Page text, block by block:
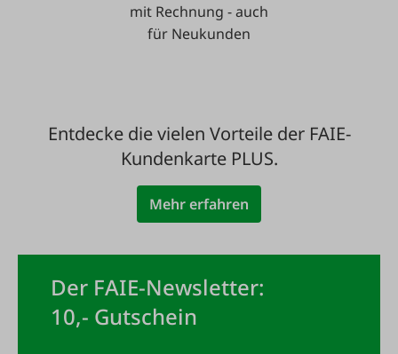
mit Rechnung - auch
für Neukunden
Entdecke die vielen Vorteile der FAIE-
Kundenkarte PLUS.
Mehr erfahren
Der FAIE-Newsletter:
10,- Gutschein